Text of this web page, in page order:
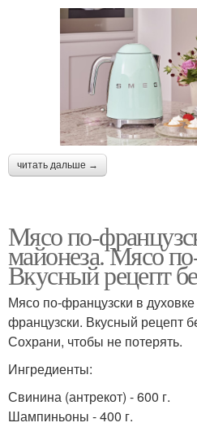
читать дальше →
Мясо по-
майонеза. Мясо
Вкусный рецепт
Мясо по-французски в
французски. Вкусный рецепт
Сохрани, чтобы не потерять.
Ингредиенты:
Свинина (антрекот) - 600 г.
Шампиньоны - 400 г.